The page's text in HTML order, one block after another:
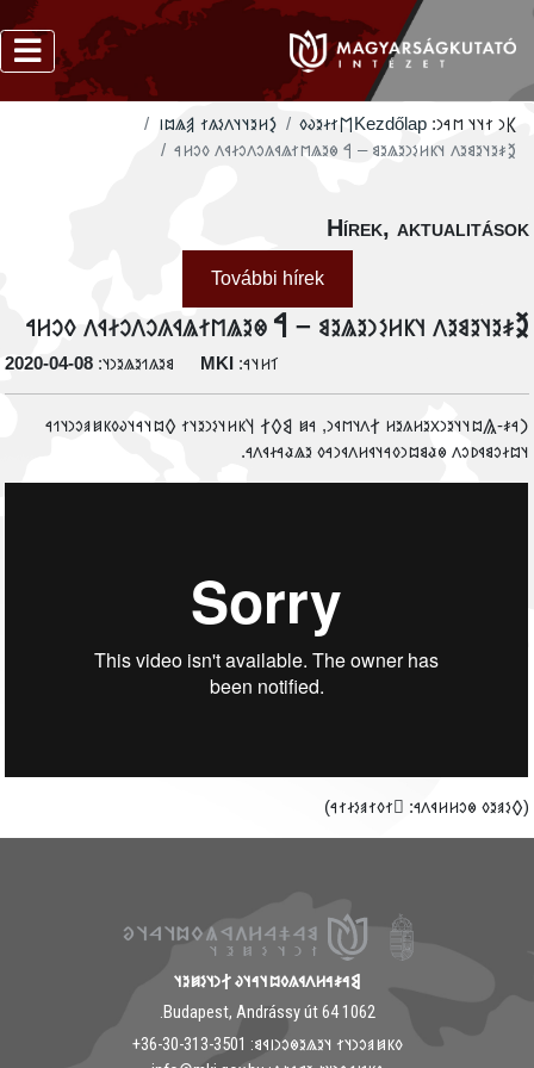
𐲞𐳙 𐳐𐳦𐳦 𐳮𐳀𐳙:
Kezdőlap
‮𐲮𐳐𐳇𐳉𐳜𐳓
‮𐲋𐳢𐳉𐳦𐳦𐳤𐳋𐳍𐳐 𐲠𐳖𐳪𐳥
‮𐲉𐳎𐳉𐳦𐳉𐳘𐳉𐳤 𐳦𐳞𐳢𐳋𐳙𐳉𐳖𐳉𐳘 – 𐲀 𐳌𐳉𐳖𐳮𐳐𐳖𐳁𐳍𐳛𐳤𐳛𐳇𐳁𐳤 𐳓𐳛𐳢𐳀
Hírek,
További hírek
‮𐲉𐳎𐳉𐳦𐳉𐳘𐳉𐳤 𐳦𐳞𐳢𐳋𐳙𐳉𐳖𐳉𐳘 – 𐲀 𐳌𐳉𐳖𐳮𐳐𐳖𐳁𐳍𐳛𐳤𐳛𐳇𐳁𐳤
𐳑𐳢𐳦𐳀:
MKI
𐳘𐳉𐳍𐳒𐳉𐳖𐳉𐳙𐳦:
‭2020-04-08
‮𐲙𐳀𐳎-𐲖𐳪𐳦𐳦𐳉𐳙𐳂𐳉𐳢𐳍𐳉𐳢 𐲐𐳤𐳦𐳮𐳁𐳙, 𐳀𐳯 𐲘𐲓𐲐 𐲦𐳞𐳢𐳦𐳋𐳙𐳉𐳦𐳐
𐳦𐳪𐳇𐳛𐳘𐳁𐳚𐳛𐳤 𐳌𐳟𐳘𐳪𐳙𐳓𐳀𐳦𐳁𐳢𐳤𐳁𐳙𐳀𐳓
‮(𐲓𐳋𐳠𐳉𐳓 𐳌𐳛𐳢𐳢𐳁𐳤𐳀:
𐲘𐳀𐳎𐳀𐳢𐳤𐳁𐳍𐳓𐳪𐳦𐳀𐳦𐳜 𐲐𐳙𐳦𐳋𐳯𐳉𐳦
1062 Budapest, Andrássy út 64.
𐳓𐳞𐳯𐳠𐳛𐳙𐳦𐳐 𐳦𐳉𐳖𐳉𐳌𐳛𐳙𐳥𐳁𐳘: ‭+36-30-313-3501